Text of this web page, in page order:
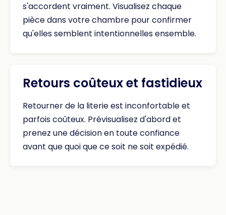
s'accordent vraiment. Visualisez chaque
pièce dans votre chambre pour confirmer
qu'elles semblent intentionnelles ensemble.
Retours coûteux et fastidieux
Retourner de la literie est inconfortable et
parfois coûteux. Prévisualisez d'abord et
prenez une décision en toute confiance
avant que quoi que ce soit ne soit expédié.